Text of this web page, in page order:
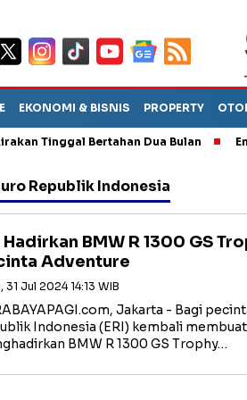
EKONOMI & BISNIS PROPERTY
Tinggal Bertahan Dua Bulan Empat
Republik Indonesia
Hadirkan BMW R 1300 GS
Adventure
31 Jul 2024 14:13 WIB
Jakarta - Bagi
Indonesia (ERI) kembali
BMW R 1300 GS Trophy…